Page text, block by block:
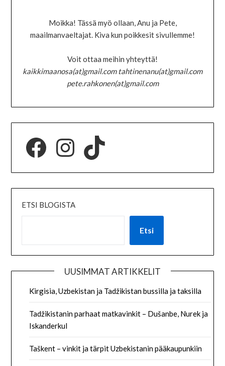
Moikka! Tässä myö ollaan, Anu ja Pete,
maailmanvaeltajat. Kiva kun poikkesit sivullemme!
Voit ottaa meihin yhteyttä!
kaikkimaanosa(at)gmail.com tahtinenanu(at)gmail.com
pete.rahkonen(at)gmail.com
ETSI BLOGISTA
Etsi
UUSIMMAT ARTIKKELIT
Kirgisia, Uzbekistan ja Tadžikistan bussilla ja taksilla
Tadžikistanin parhaat matkavinkit – Dušanbe, Nurek ja
Iskanderkul
Taškent – vinkit ja tärpit Uzbekistanin pääkaupunkiin